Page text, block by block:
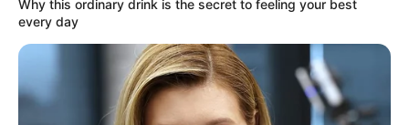
Why this ordinary drink is the secret to feeling your best
every day